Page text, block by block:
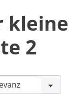
kleine
2